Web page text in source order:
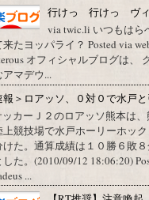
行けっ 行けっ ヴィ
via twic.li いつもはら
来たヨッパライ？ Posted via
オフィシャルブログは、
アマデウ...
報＞ロアッソ、０対０で水戸
カーＪ２のロアッソ熊本は
上競技場で水戸ホーリーホッ
けた。通算成績は１０勝６敗
した。(2010/09/12 18:06:20)
...